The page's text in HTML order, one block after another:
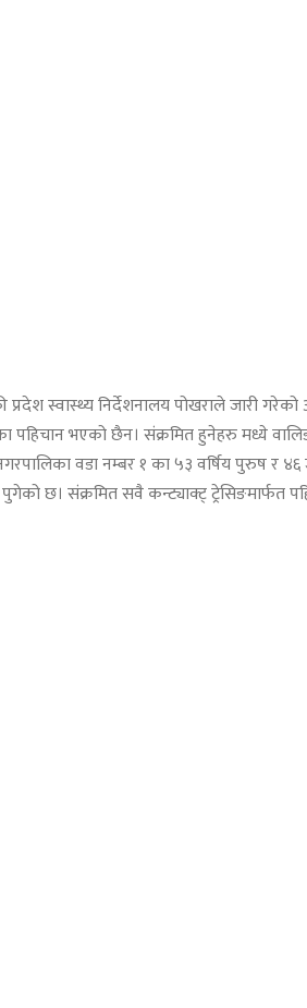
स्वास्थ्य निर्देशनालय पोखराले जारी
पहिचान भएको छैन। संक्रमित हुनेहरु मध्ये
वडा नम्बर १ का ५३ वर्षिय पुरुष र
छ। संक्रमित सवै कन्ट्याक्ट् ट्रेसिङमार्फत